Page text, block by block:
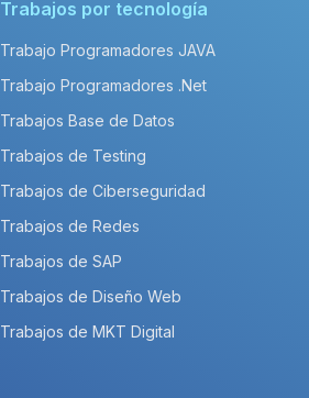
Trabajos por tecnología
Trabajo Programadores JAVA
Trabajo Programadores .Net
Trabajos Base de Datos
Trabajos de Testing
Trabajos de Ciberseguridad
Trabajos de Redes
Trabajos de SAP
Trabajos de Diseño Web
Trabajos de MKT Digital